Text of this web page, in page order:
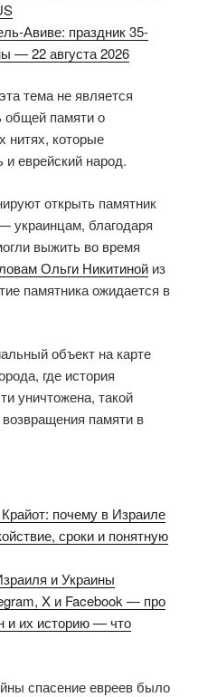
Авиве: праздник 35-
— 22 августа 2026
тема не является
общей памяти о
нитях, которые
еврейский народ.
открыть памятник
украинцам, благодаря
выжить во время
Ольги Никитиной из
памятника ожидается в
объект на карте
где история
уничтожена, такой
памяти в
почему в Израиле
сроки и понятную
и Украины
X и Facebook — про
и их историю — что
спасение евреев было